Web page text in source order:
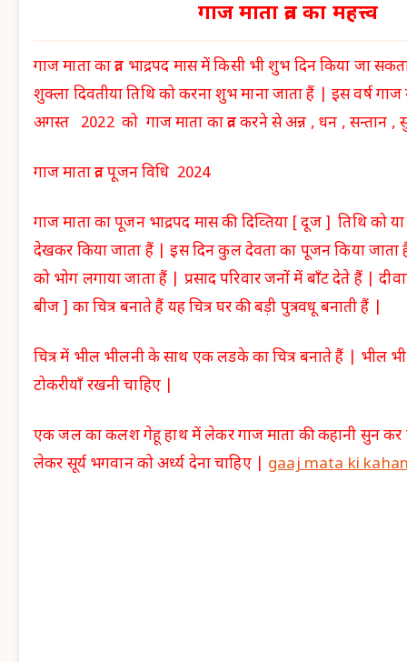
गाज माता व्रत का महत्त्व
गाज माता का व्रत भाद्रपद मास में किसी भी शुभ दिन किया जा
शुक्ला दिवतीया तिथि को करना शुभ माना जाता हैं | इस वर्ष गाज
अगस्त 2022 को गाज माता का व्रत करने से अन्न , धन , सन्तान ,
गाज माता व्रत पूजन विधि 2024
गाज माता का पूजन भाद्रपद मास की दिव्तिया [ दूज ] तिथि को
देखकर किया जाता हैं | इस दिन कुल देवता का पूजन किया
को भोग लगाया जाता हैं | प्रसाद परिवार जनों में बाँट देते हैं |
बीज ] का चित्र बनाते हैं यह चित्र घर की बड़ी पुत्रवधू बनाती हैं |
चित्र में भील भीलनी के साथ एक लडके का चित्र बनाते हैं | भील
टोकरीयाँ रखनी चाहिए |
एक जल का कलश गेहू हाथ में लेकर गाज माता की कहानी सुन
लेकर सूर्य भगवान को अर्ध्य देना चाहिए | gaaj mata ki